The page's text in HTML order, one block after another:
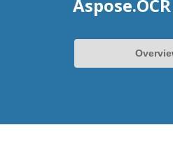
Aspose.OCR